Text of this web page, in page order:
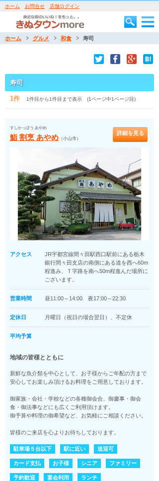
ホーム お問合せ 店舗ログイン
ホーム グルメ 和食 寿司
寿司
1件 1件目から1件目まで表示 (1ページ中1ページ目)
すしかっぽう あやめ
鮨 割烹 あやめ （小山市）
詳細を見る
アクセス
JR宇都宮線間々田駅西口駅前にある栃木
銀行間々田支店の南側にある道を西へ60m
程進み、Ｔ字路を南へ50m程進んだ場所に
ございます。
営業時間 昼11:00～14:00 夜17:00～22:30
定休日 月曜日（祝日の場合翌日）、不定休
平均予算
地域の皆様とともに
新鮮な魚介類を中心として、お子様からご年配の方まで
安心してお楽しみ頂けるお料理をご用意しております。
御家族・会社・学校などの各種御会合、御慶事・御会
食・御法事などにも広くご利用頂けます。
御予算や料理の御希望など、お気軽にご相談ください。
皆様のご来店を心よりお待ちしております。
駐車場５台以下 駅に近い 送迎可
カード支払 お子様 シニア ファミリー
予約歓迎 宴会利用 ランチ